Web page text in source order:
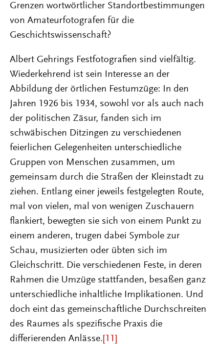
Grenzen wortwörtlicher Standortbestimmungen
von Amateurfotografen für die
Geschichtswissenschaft?
Albert Gehrings Festfotografien sind vielfältig.
Wiederkehrend ist sein Interesse an der
Abbildung der örtlichen Festumzüge: In den
Jahren 1926 bis 1934, sowohl vor als auch nach
der politischen Zäsur, fanden sich im
schwäbischen Ditzingen zu verschiedenen
feierlichen Gelegenheiten unterschiedliche
Gruppen von Menschen zusammen, um
gemeinsam durch die Straßen der Kleinstadt zu
ziehen. Entlang einer jeweils festgelegten Route,
mal von vielen, mal von wenigen Zuschauern
flankiert, bewegten sie sich von einem Punkt zu
einem anderen, trugen dabei Symbole zur
Schau, musizierten oder übten sich im
Gleichschritt. Die verschiedenen Feste, in deren
Rahmen die Umzüge stattfanden, besaßen ganz
unterschiedliche inhaltliche Implikationen. Und
doch eint das gemeinschaftliche Durchschreiten
des Raumes als spezifische Praxis die
differierenden Anlässe. [11]